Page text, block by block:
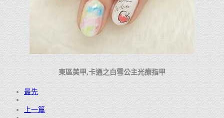
東區美甲,卡通之白雪公主光療指甲
最先
上一篇